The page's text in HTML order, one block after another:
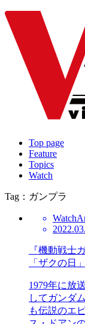
Top page
Feature
Topics
Watch
Tag：ガンプラ
Watch
『機動戦士
「ザクの日
1979年に放
してガンダ
も伝説のエ